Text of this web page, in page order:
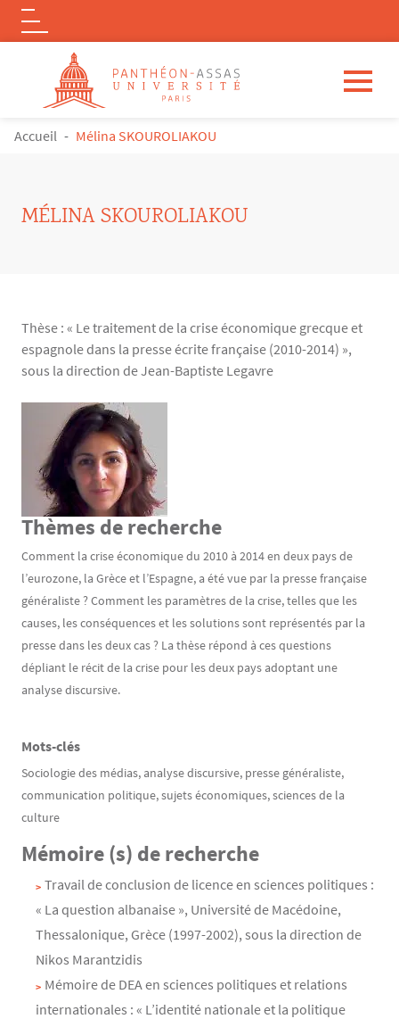
Aller au contenu principal
Logo
FIL D'ARIANE
Accueil Mélina SKOUROLIAKOU
MÉLINA SKOUROLIAKOU
Thèse : « Le traitement de la crise économique grecque et
espagnole dans la presse écrite française (2010-2014) »,
sous la direction de Jean-Baptiste Legavre
Texte
Thèmes de recherche
Comment la crise économique du 2010 à 2014 en deux pays de
l’eurozone, la Grèce et l’Espagne, a été vue par la presse française
généraliste ? Comment les paramètres de la crise, telles que les
causes, les conséquences et les solutions sont représentés par la
presse dans les deux cas ? La thèse répond à ces questions
dépliant le récit de la crise pour les deux pays adoptant une
analyse discursive.
Texte
Mots-clés
Sociologie des médias, analyse discursive, presse généraliste,
communication politique, sujets économiques, sciences de la
culture
Mémoire (s) de recherche
Travail de conclusion de licence en sciences politiques :
« La question albanaise », Université de Macédoine,
Thessalonique, Grèce (1997-2002), sous la direction de
Nikos Marantzidis
Mémoire de DEA en sciences politiques et relations
internationales : « L’identité nationale et la politique